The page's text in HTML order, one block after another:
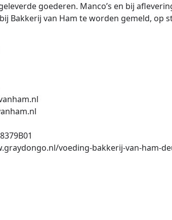
goederen. Manco’s en bij
Bakkerij van Ham te worden gemeld, op
voeding-bakkerij-van-ham-